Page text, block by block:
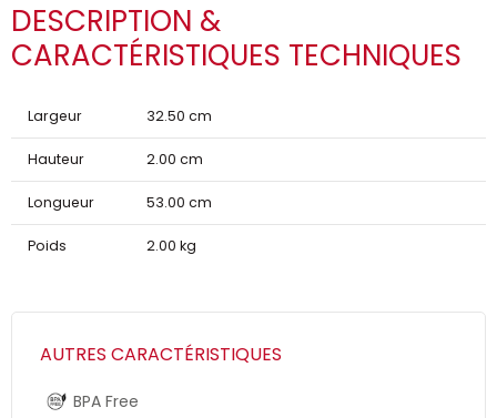
DESCRIPTION &
CARACTÉRISTIQUES TECHNIQUES
Largeur 32.50 cm
Hauteur 2.00 cm
Longueur 53.00 cm
Poids 2.00 kg
AUTRES CARACTÉRISTIQUES
BPA Free